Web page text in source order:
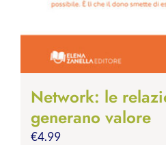
Network: le
generano valore
€4.99